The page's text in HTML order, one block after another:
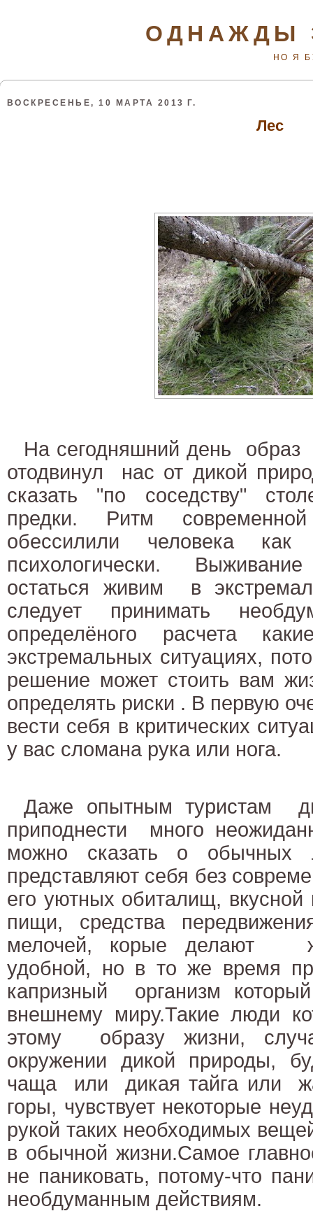
ОДНАЖДЫ
НО Я
ВОСКРЕСЕНЬЕ, 10 МАРТА 2013 Г.
Лес
На сегодняшний день
отодвинул нас от дикой
сказать "по соседству"
предки. Ритм
обессилили человека
психологически.
остаться живим в
следует принимать
определёного расчета
экстремальных ситуациях,
решение может стоить вам
определять риски . В первую
вести себя в критических
у вас сломана рука или нога.
Даже опытным туристам
приподнести много
можно сказать о обычных
представляют себя без
его уютных обиталищ, вкусной
пищи, средства
мелочей, корые делают
удобной, но в то же время
капризный организм
внешнему миру.Такие люди
этому образу жизни,
окружении дикой природы,
чаща или дикая тайга или
горы, чувствует некоторые
рукой таких необходимых
в обычной жизни.Самое
не паниковать, потому-что
необдуманным действиям.